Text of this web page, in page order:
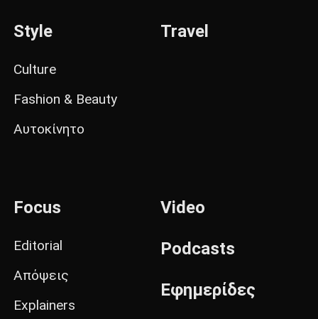
Style
Culture
Fashion & Beauty
Αυτοκίνητο
Travel
Focus
Editorial
Απόψεις
Explainers
Video
Podcasts
Εφημερίδες